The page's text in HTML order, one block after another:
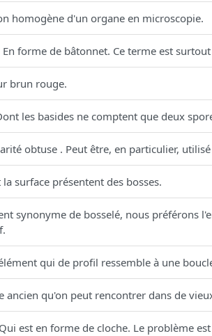
homogène d'un organe en microscopie.
En forme de bâtonnet. Ce terme est
brun rouge.
les basides ne comptent que deux
obtuse . Peut être, en particulier,
la surface présentent des bosses.
synonyme de bosselé, nous préférons
qui de profil ressemble à une
ancien qu'on peut rencontrer dans de
Qui est en forme de cloche. Le problème